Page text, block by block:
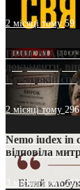
2 місяці тому59
ПРИСМАК
документи,
Бучацькій
2 місяці тому 296
Nemo iudex in
відповіла
3 місяці тому213